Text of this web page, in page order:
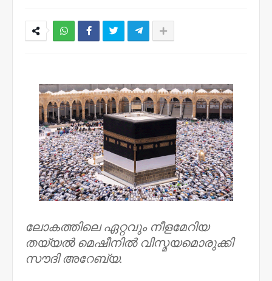
ലോകത്തിലെ ഏറ്റവും നീളമേറിയ
തയ്യൽ മെഷീനിൽ വിസ്മയമൊരുക്കി
സൗദി അറേബ്യ.